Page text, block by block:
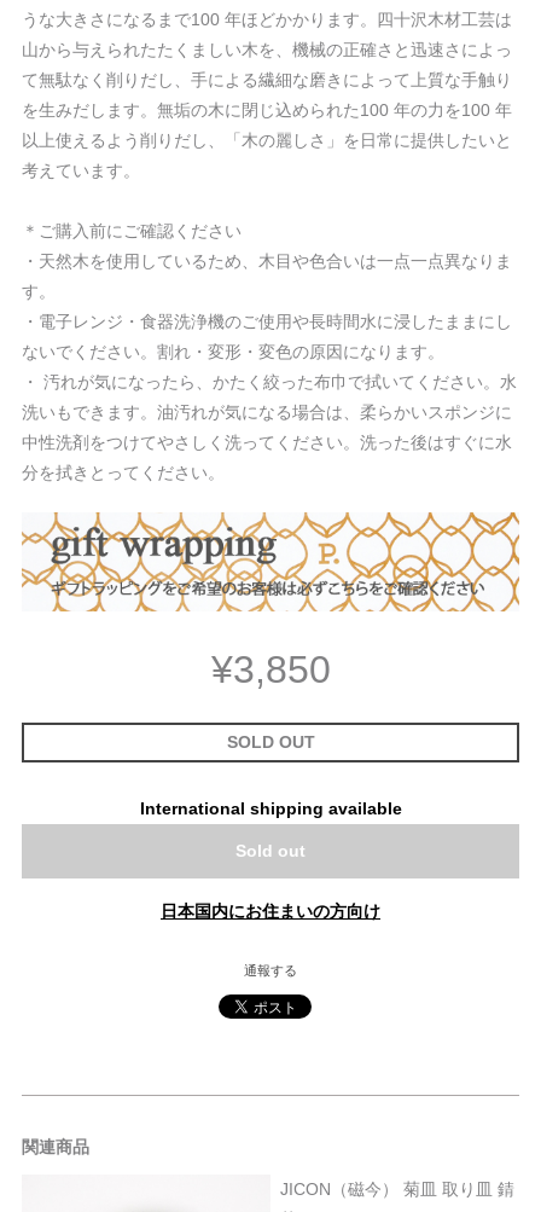
うな大きさになるまで100 年ほどかかります。​四十沢木材工芸は
山から与えられたたくましい木を、機械の正確さと迅速さによっ
て無駄なく削りだし、手による繊細な磨きによって上質な手触り
を生みだします。無垢の木に閉じ込められた100 年の力を100 年
以上使えるよう削りだし、「木の麗しさ」を日常に提供したいと
考えています。
＊ご購入前にご確認ください
・天然木を使用しているため、木目や色合いは一点一点異なりま
す。
・電子レンジ・食器洗浄機のご使用や長時間水に浸したままにし
ないでください。割れ・変形・変色の原因になります。
・ 汚れが気になったら、かたく絞った布巾で拭いてください。水
洗いもできます。油汚れが気になる場合は、柔らかいスポンジに
中性洗剤をつけてやさしく洗ってください。洗った後はすぐに水
分を拭きとってください。
¥3,850
SOLD OUT
International shipping available
Sold out
日本国内にお住まいの方向け
通報する
関連商品
JICON（磁今） 菊皿 取り皿 錆